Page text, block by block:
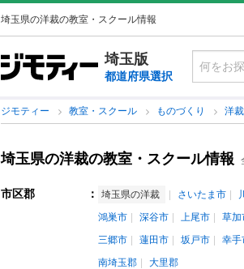
埼玉県の洋裁の教室・スクール情報
埼玉版
都道府県選択
ジモティー 教室・スクール ものづくり 洋裁
埼玉県の洋裁の教室・スクール情報
市区郡 ： 埼玉県の洋裁 さいたま市
鴻巣市
深谷市 上尾市 草加
三郷市
蓮田市 坂戸市 幸手
南埼玉郡
大里郡